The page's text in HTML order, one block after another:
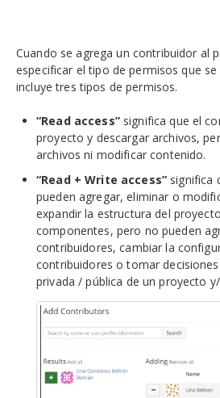
Cuando se agrega un contribuidor al
especificar el tipo de permisos que se
incluye tres tipos de permisos.
“Read access”significa que el
proyecto y descargar archivos,
archivos ni modificar contenido.
“Read + Write access” significa
pueden agregar, eliminar o
expandir la estructura del
componentes, pero no pueden
contribuidores, cambiar la
contribuidores o tomar
privada / pública de un proyecto